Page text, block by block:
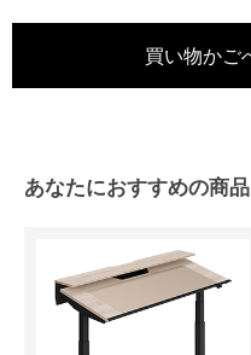
あなたにおすすめの商品